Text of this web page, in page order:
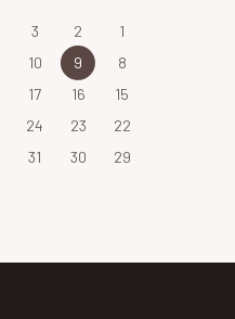
1
2
3
8
9
10
15
16
17
22
23
24
29
30
31